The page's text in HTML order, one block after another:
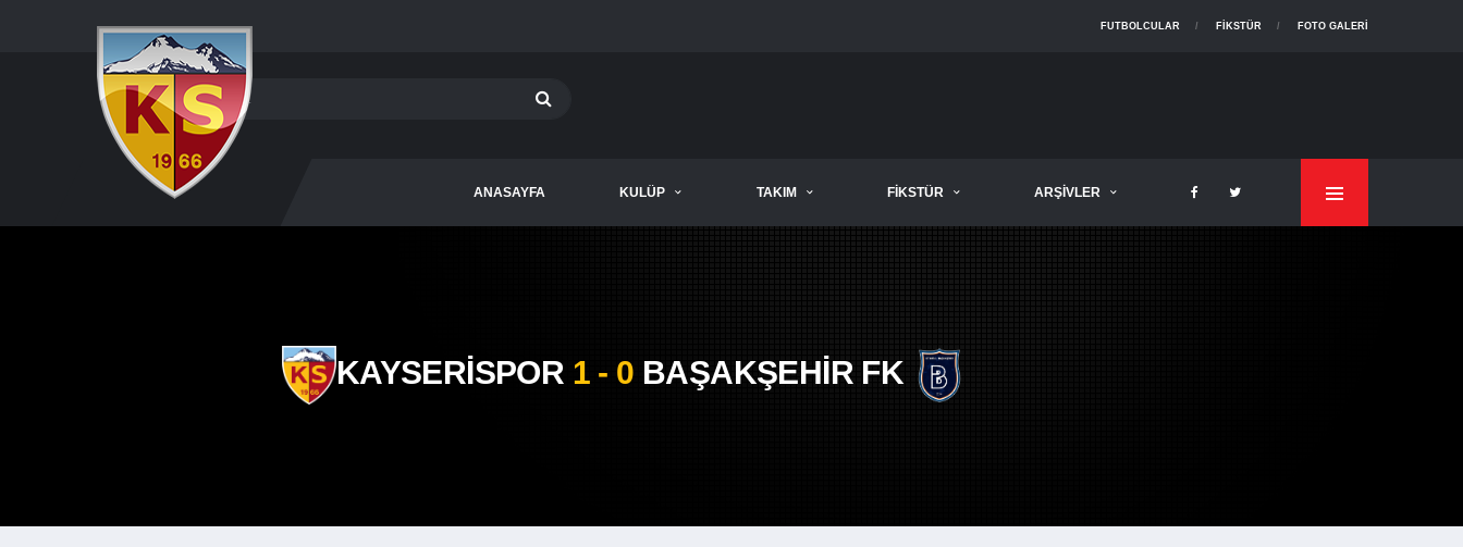
FOTO GALERI
FIKSTÜR
FUTBOLCULAR
ANASAYFA KULÜP TAKIM FIKSTÜR ARŞIVLER
KAYSERİSPOR 1 - 0 BAŞAKŞEHİR FK